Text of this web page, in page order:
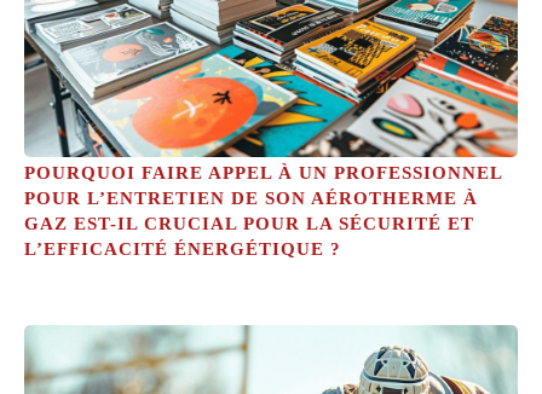
POURQUOI FAIRE APPEL À UN PROFESSIONNEL
POUR L’ENTRETIEN DE SON AÉROTHERME À
GAZ EST-IL CRUCIAL POUR LA SÉCURITÉ ET
L’EFFICACITÉ ÉNERGÉTIQUE ?